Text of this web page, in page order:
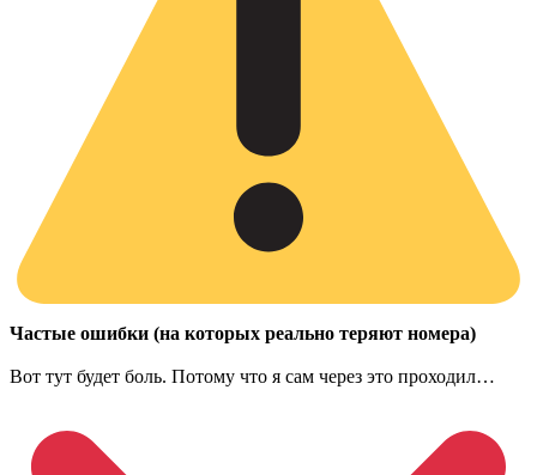
Частые ошибки (на которых реально теряют номера)
Вот тут будет боль. Потому что я сам через это проходил…